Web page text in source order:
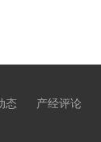
态 产经评论